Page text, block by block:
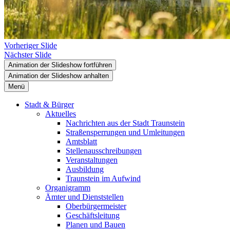
Vorheriger Slide
Nächster Slide
Animation der Slideshow fortführen
Animation der Slideshow anhalten
Menü
Stadt & Bürger
Aktuelles
Nachrichten aus der Stadt Traunstein
Straßensperrungen und Umleitungen
Amtsblatt
Stellenausschreibungen
Veranstaltungen
Ausbildung
Traunstein im Aufwind
Organigramm
Ämter und Dienststellen
Oberbürgermeister
Geschäftsleitung
Planen und Bauen